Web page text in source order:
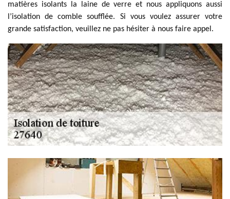
matières isolants la laine de verre et nous appliquons aussi
l’isolation de comble soufflée. Si vous voulez assurer votre
grande satisfaction, veuillez ne pas hésiter à nous faire appel.